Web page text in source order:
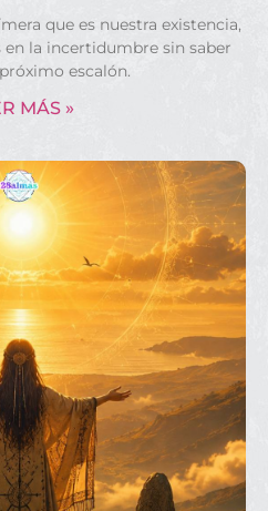
que es nuestra existencia,
la incertidumbre sin saber
escalón.
MÁS »